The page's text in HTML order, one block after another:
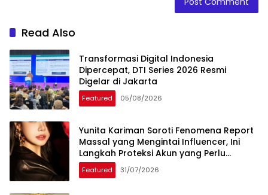
Read Also
Transformasi Digital Indonesia
Dipercepat, DTI Series 2026 Resmi
Digelar di Jakarta
Featured 05/08/2026
Yunita Kariman Soroti Fenomena Report
Massal yang Mengintai Influencer, Ini
Langkah Proteksi Akun yang Perlu
Diketahui
Featured 31/07/2026